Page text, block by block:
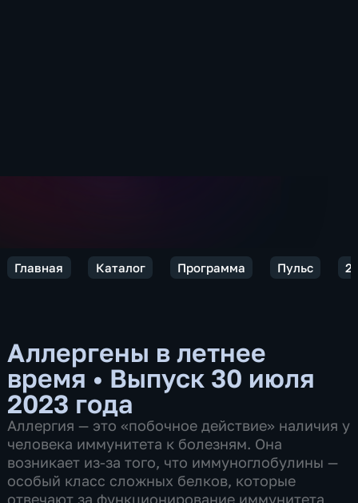
Главная Каталог Программа Пульс
Аллергены в летнее
время • Выпуск 30 июля
2023 года
Аллергия — это «побочное действие» наличия у
человека иммунитета к болезням. Она
возникает из-за того, что иммуноглобулины —
особый класс сложных белков, которые
отвечают за функционирование иммунитета